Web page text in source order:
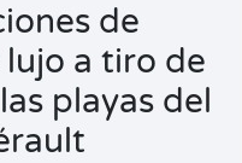
de
a tiro de
playas del